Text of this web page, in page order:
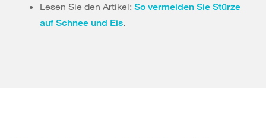
Lesen Sie den Artikel: So vermeiden Sie Stürze
auf Schnee und Eis.